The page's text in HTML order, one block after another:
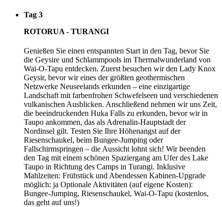
Tag 3
ROTORUA - TURANGI
Genießen Sie einen entspannten Start in den Tag, bevor Sie
die Geysire und Schlammpools im Thermalwunderland von
Wai-O-Tapu entdecken. Zuerst besuchen wir den Lady Knox
Geysir, bevor wir eines der größten geothermischen
Netzwerke Neuseelands erkunden – eine einzigartige
Landschaft mit farbenfrohen Schwefelseen und verschiedenen
vulkanischen Ausblicken. Anschließend nehmen wir uns Zeit,
die beeindruckenden Huka Falls zu erkunden, bevor wir in
Taupo ankommen, das als Adrenalin-Hauptstadt der
Nordinsel gilt. Testen Sie Ihre Höhenangst auf der
Riesenschaukel, beim Bungee-Jumping oder
Fallschirmspringen – die Aussicht lohnt sich! Wir beenden
den Tag mit einem schönen Spaziergang am Ufer des Lake
Taupo in Richtung des Camps in Turangi. Inklusive
Mahlzeiten: Frühstück und Abendessen Kabinen-Upgrade
möglich: ja Optionale Aktivitäten (auf eigene Kosten):
Bungee-Jumping, Riesenschaukel, Wai-O-Tapu (kostenlos,
das geht auf uns!)